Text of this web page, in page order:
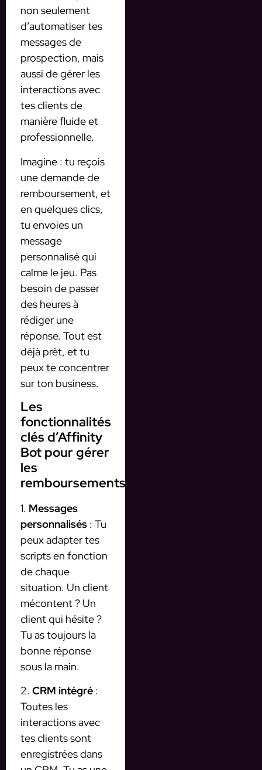
non seulement
d’automatiser tes
messages de
prospection, mais
aussi de gérer les
interactions avec
tes clients de
manière fluide et
professionnelle.
Imagine : tu reçois
une demande de
remboursement, et
en quelques clics,
tu envoies un
message
personnalisé qui
calme le jeu. Pas
besoin de passer
des heures à
rédiger une
réponse. Tout est
déjà prêt, et tu
peux te concentrer
sur ton business.
Les
fonctionnalités
clés d’Affinity
Bot pour gérer
les
remboursements
1. Messages
personnalisés : Tu
peux adapter tes
scripts en fonction
de chaque
situation. Un client
mécontent ? Un
client qui hésite ?
Tu as toujours la
bonne réponse
sous la main.
2. CRM intégré :
Toutes les
interactions avec
tes clients sont
enregistrées dans